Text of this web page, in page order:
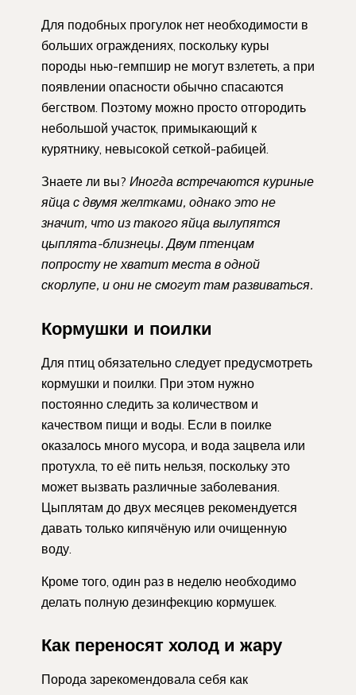
Для подобных прогулок нет необходимости в
больших ограждениях, поскольку куры
породы нью-гемпшир не могут взлететь, а при
появлении опасности обычно спасаются
бегством. Поэтому можно просто отгородить
небольшой участок, примыкающий к
курятнику, невысокой сеткой-рабицей.
Знаете ли вы? Иногда встречаются куриные
яйца с двумя желтками, однако это не
значит, что из такого яйца вылупятся
цыплята-близнецы. Двум птенцам
попросту не хватит места в одной
скорлупе, и они не смогут там развиваться.
Кормушки и поилки
Для птиц обязательно следует предусмотреть
кормушки и поилки. При этом нужно
постоянно следить за количеством и
качеством пищи и воды. Если в поилке
оказалось много мусора, и вода зацвела или
протухла, то её пить нельзя, поскольку это
может вызвать различные заболевания.
Цыплятам до двух месяцев рекомендуется
давать только кипячёную или очищенную
воду.
Кроме того, один раз в неделю необходимо
делать полную дезинфекцию кормушек.
Как переносят холод и жару
Порода зарекомендовала себя как